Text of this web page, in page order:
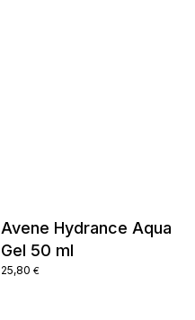
Avene Hydrance Aqua
Gel 50 ml
25,80 €